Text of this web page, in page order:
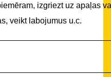
izgriezt uz apaļas
veikt labojumus u.c.